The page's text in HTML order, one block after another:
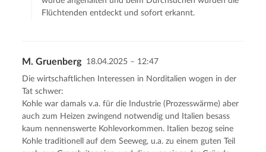
Flüchtenden entdeckt und sofort erkannt.
M. Gruenberg 18.04.2025 – 12:47
Die wirtschaftlichen Interessen in Norditalien wogen in der
Tat schwer:
Kohle war damals v.a. für die Industrie (Prozesswärme) aber
auch zum Heizen zwingend notwendig und Italien besass
kaum nennenswerte Kohlevorkommen. Italien bezog seine
Kohle traditionell auf dem Seeweg, u.a. zu einem guten Teil